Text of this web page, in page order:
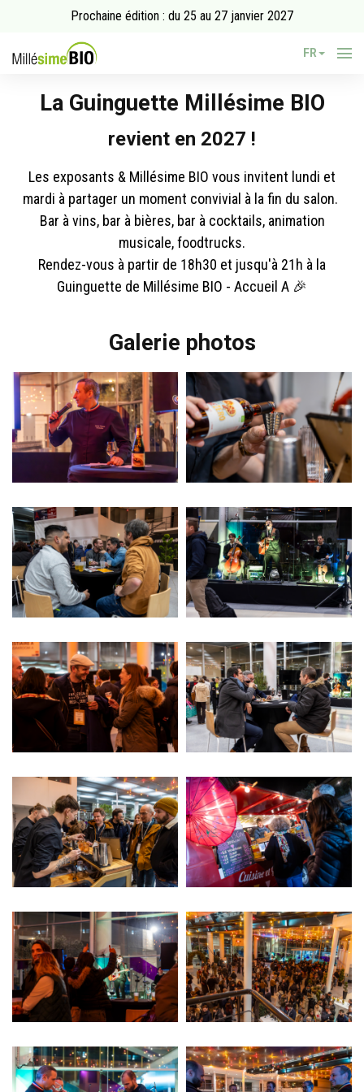
Prochaine édition : du 25 au 27 janvier 2027
FR
La Guinguette Millésime BIO
revient en 2027 !
Les exposants & Millésime BIO vous invitent lundi et
mardi à partager un moment convivial à la fin du salon.
Bar à vins, bar à bières, bar à cocktails, animation
musicale, foodtrucks.
Rendez-vous à partir de 18h30 et jusqu'à 21h à la
Guinguette de Millésime BIO - Accueil A 🎉
Galerie photos